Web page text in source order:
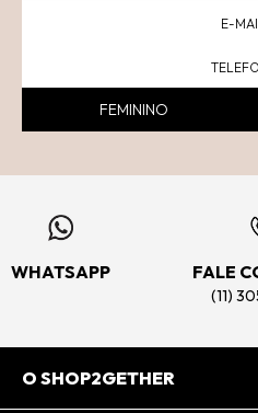
FEMININO
WHATSAPP FALE
(11)
O SHOP2GETHER